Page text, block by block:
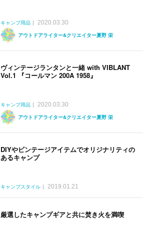
キャンプ用品
2020.03.30
アウトドアライター&クリエイター夏野 栄
ヴィンテージランタンと一緒 with VIBLANT
Vol.1 『コールマン 200A 1958』
キャンプ用品
2020.03.30
アウトドアライター&クリエイター夏野 栄
DIYやビンテージアイテムでオリジナリティの
あるキャンプ
キャンプスタイル 2019.01.21
厳選したキャンプギアと共に焚き火を満喫